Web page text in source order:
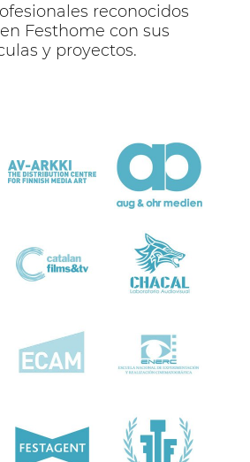
reconocidos
Festhome con sus
y proyectos.